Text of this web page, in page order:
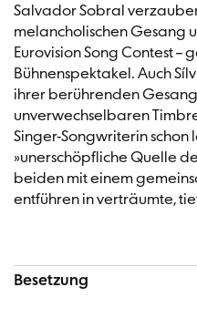
Salvador Sobral
melancholischen Gesang
Eurovision Song Contest –
Bühnenspektakel. Auch
ihrer berührenden
unverwechselbaren
Singer-Songwriterin
»unerschöpfliche Quelle
beiden mit einem
entführen in verträumte,
Besetzung